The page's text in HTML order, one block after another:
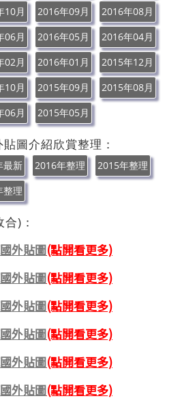
10月 2016年09月
2016年08月
06月 2016年05月
2016年04月
02月 2016年01月
2015年12月
10月 2015年09月
2015年08月
06月 2015年05月
圖介紹欣賞整理：
最新 2016年整理
2015年整理
整理
)：
外貼圖(點開看更多)
外貼圖(點開看更多)
外貼圖(點開看更多)
外貼圖(點開看更多)
外貼圖(點開看更多)
外貼圖(點開看更多)